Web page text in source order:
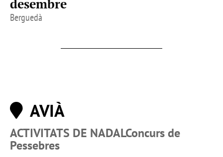
desembre
Berguedà
AVIÀ
ACTIVITATS DE NADALConcurs de
Pessebres